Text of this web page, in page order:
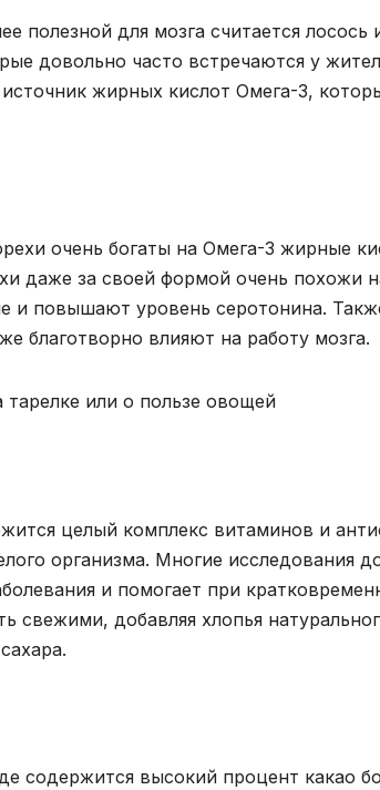
полезной для мозга считается
довольно часто встречаются у
жирных кислот Омега-3,
очень богаты на Омега-3 жирные
даже за своей формой очень похожи
и повышают уровень серотонина.
благотворно влияют на работу мозга.
или о пользе овощей
целый комплекс витаминов и
организма. Многие исследования
и помогает при
свежими, добавляя хлопья
содержится высокий процент какао